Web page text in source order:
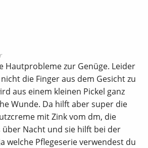
Hautprobleme zur Genüge. Leider
die Finger aus dem Gesicht zu
aus einem kleinen Pickel ganz
Wunde. Da hilft aber super die
mit Zink vom dm, die
Nacht und sie hilft bei der
welche Pflegeserie verwendest du